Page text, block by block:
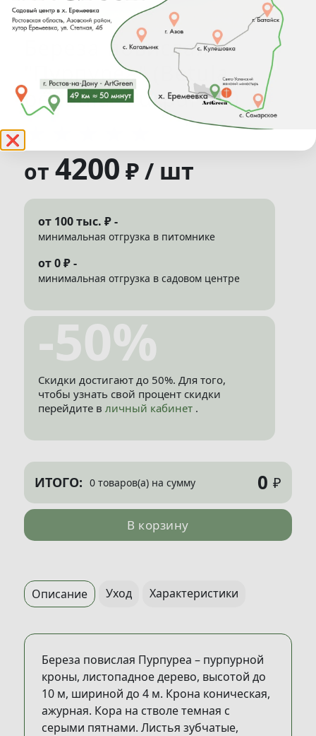
❌
Береза повислая
"Пурпуреа" (Betula
pendula "Purpurea")
★
от4200 ₽ / шт
от 100 тыс. ₽ -
минимальная отгрузка в питомнике
от 0 ₽ -
минимальная отгрузка в садовом центре
-50%
Скидки достигают до 50%. Для того,
чтобы узнать свой процент скидки
перейдите вличный кабинет .
ИТОГО: 0 товаров(а) на сумму 0 ₽
В корзину
Описание Уход Характеристики
Береза повислая Пурпуреа – пурпурной
кроны, листопадное дерево, высотой до
10 м, шириной до 4 м. Крона коническая,
ажурная. Кора на стволе темная с
серыми пятнами. Листья зубчатые,